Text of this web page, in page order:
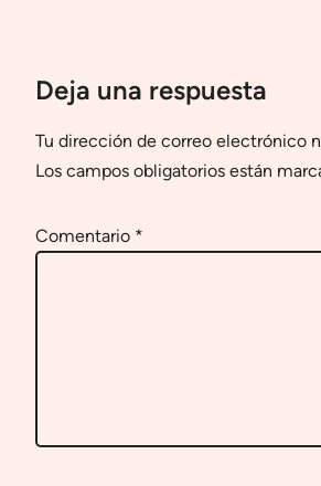
Deja una respuesta
Tu dirección de correo electrónico
Los campos obligatorios están
Comentario *